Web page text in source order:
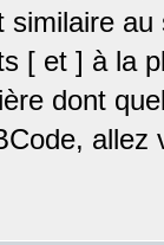
similaire
[ et ] à la
dont